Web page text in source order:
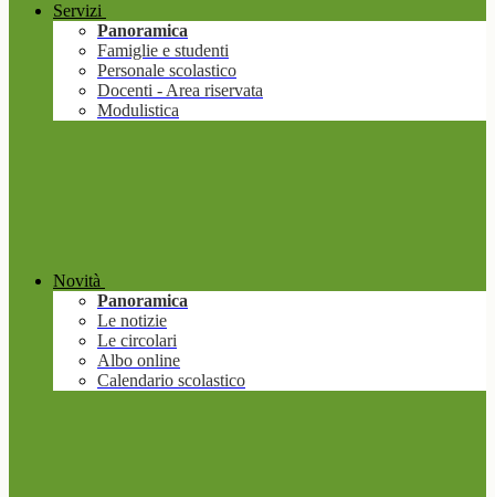
Servizi
Panoramica
Famiglie e studenti
Personale scolastico
Docenti - Area riservata
Modulistica
Novità
Panoramica
Le notizie
Le circolari
Albo online
Calendario scolastico